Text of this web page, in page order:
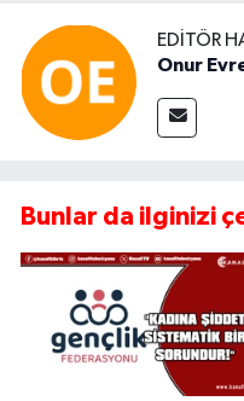
EDITÖR
Onur
Bunlar da ilginizi